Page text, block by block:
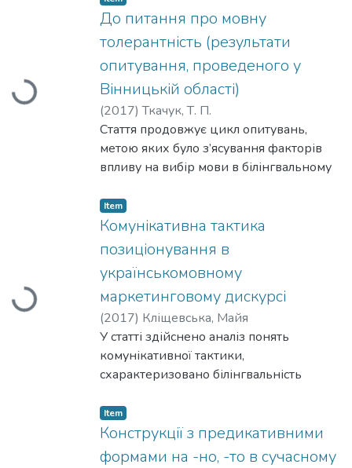
Богородиці» (1676) і «Вінці
Христовому» (1688), зокрема
проаналізовано відмінність у вияві
гоноративності до різних адресатів:
Господа, Богородиці, читача та
царських осіб.
Loading...
До питання про мовну
толерантність (результати
опитування, проведеного у
Вінницькій області)
(2017)Ткачук, Т. П.
Стаття продовжує цикл опитувань,
метою яких було з’ясування факторів
впливу на вибір мови в білінгвальному
опитуванні, проведеному у Вінниці та
Вінницькій області, охоплено 560
старшокласників віком 14-17 років.
Результати анкетування дали змогу
зробити висновки про психологічні
чинники, що впливають на
респондента, який перебуває в
двомовному середовищі.
Loading...
Item
Комунікативна тактика
позиціонування в
українськомовному
маркетинговому дискурсі
(2017) Кліщевська, Майя
У статті здійснено аналіз понять
комунікативної тактики,
схарактеризовано білінгвальність
українськомовного маркетингового
дискурсу на матеріалі українських веб-
ресурсів.
Item
Конструкції з предикативними
формами на -но, -то в сучасному